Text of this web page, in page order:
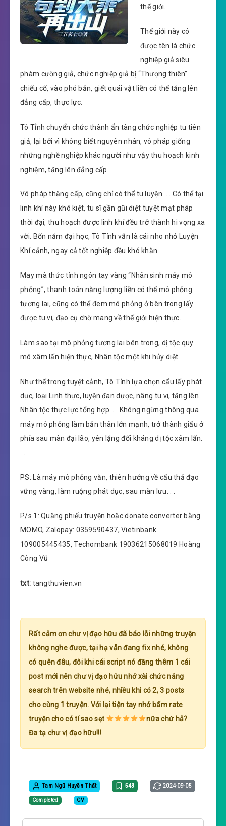
thế giới.
Thế giới này có
được tên là chức
nghiệp giả siêu
phàm cường giả, chức nghiệp giả bị “Thượng thiên”
chiếu cố, vào phó bản, giết quái vật liền có thể tăng lên
đẳng cấp, thực lực.
Tô Tỉnh chuyển chức thành ẩn tàng chức nghiệp tu tiên
giả, lại bởi vì không biết nguyên nhân, vô pháp giống
những nghề nghiệp khác người như vậy thu hoạch kinh
nghiệm, tăng lên đẳng cấp.
Vô pháp thăng cấp, cũng chỉ có thể tu luyện. . . Có thể tại
linh khí này khô kiệt, tu sĩ gần gũi diệt tuyệt mạt pháp
thời đại, thu hoạch được linh khí đều trở thành hi vọng xa
vời. Bốn năm đại học, Tô Tỉnh vẫn là cái nho nhỏ Luyện
Khí cảnh, ngay cả tốt nghiệp đều khó khăn.
May mà thức tỉnh ngón tay vàng “Nhân sinh máy mô
phỏng”, thanh toán năng lượng liền có thể mô phỏng
tương lai, cũng có thể đem mô phỏng ở bên trong lấy
được tu vi, đạo cụ chờ mang về thế giới hiện thực.
Làm sao tại mô phỏng tương lai bên trong, dị tộc quy
mô xâm lấn hiện thực, Nhân tộc một khi hủy diệt.
Như thế trong tuyệt cảnh, Tô Tỉnh lựa chọn cẩu lấy phát
dục, loại Linh thực, luyện đan dược, nâng tu vi, tăng lên
Nhân tộc thực lực tổng hợp. . . Không ngừng thông qua
máy mô phỏng làm bản thân lớn mạnh, trở thành giấu ở
phía sau màn đại lão, yên lặng đối kháng dị tộc xâm lấn.
PS: Là máy mô phỏng văn, thiên hướng về cẩu thả đạo
vững vàng, làm ruộng phát dục, sau màn lưu. . .
P/s 1: Quăng phiếu truyện hoặc donate converter bằng
MOMO, Zalopay: 0359590437, Vietinbank
109005445435, Techombank 19036215068019 Hoàng
Công Vũ
txt: tangthuvien.vn
Rất cảm ơn chư vị đạo hữu đã báo lỗi những truyện
không nghe được, tại hạ vẫn đang fix nhé, không
có quên đâu, đôi khi cái script nó đăng thêm 1 cái
post mới nên chư vị đạo hữu nhớ xài chức năng
search trên website nhé, nhiều khi có 2, 3 posts
cho cùng 1 truyện. Với lại tiện tay nhớ bấm rate
truyện cho có tí sao sẹt
nữa chứ hả?
Đa tạ chư vị đạo hữu!!!
Tam Ngũ Huyền Thất 543 2024-09-05
Completed CV